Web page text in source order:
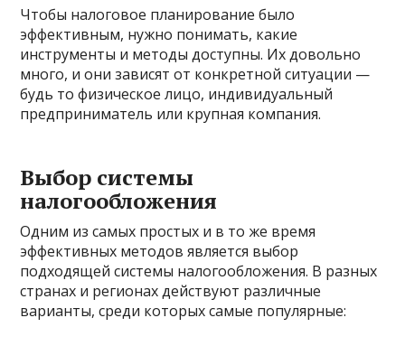
Чтобы налоговое планирование было
эффективным, нужно понимать, какие
инструменты и методы доступны. Их довольно
много, и они зависят от конкретной ситуации —
будь то физическое лицо, индивидуальный
предприниматель или крупная компания.
Выбор системы
налогообложения
Одним из самых простых и в то же время
эффективных методов является выбор
подходящей системы налогообложения. В разных
странах и регионах действуют различные
варианты, среди которых самые популярные: